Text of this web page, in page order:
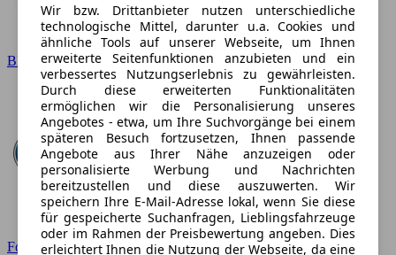
BMW
Ford
Wir bzw. Drittanbieter nutzen unterschiedliche
technologische Mittel, darunter u.a. Cookies und
ähnliche Tools auf unserer Webseite, um Ihnen
erweiterte Seitenfunktionen anzubieten und ein
verbessertes Nutzungserlebnis zu gewährleisten.
Durch diese erweiterten Funktionalitäten
ermöglichen wir die Personalisierung unseres
Angebotes - etwa, um Ihre Suchvorgänge bei einem
späteren Besuch fortzusetzen, Ihnen passende
Angebote aus Ihrer Nähe anzuzeigen oder
personalisierte Werbung und Nachrichten
bereitzustellen und diese auszuwerten. Wir
speichern Ihre E-Mail-Adresse lokal, wenn Sie diese
für gespeicherte Suchanfragen, Lieblingsfahrzeuge
oder im Rahmen der Preisbewertung angeben. Dies
erleichtert Ihnen die Nutzung der Webseite, da eine